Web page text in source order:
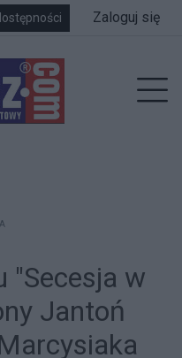
Zaloguj się
"Secesja w
Jantoń